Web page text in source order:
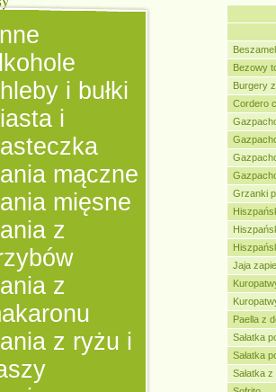
i bułki
i
mączne
mięsne
z
z
z ryżu i
Bezowy
Burgery
Cordero
Grzanki
Jaja
Paella z
Sałatka
Sałatka
Sałatka